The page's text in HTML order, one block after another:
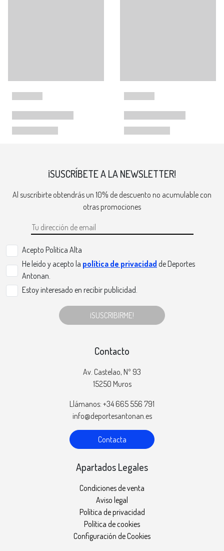
¡SUSCRÍBETE A LA NEWSLETTER!
Al suscribirte obtendrás un 10% de descuento no acumulable con
otras promociones
Acepto Politica Alta
He leído y acepto la política de privacidad de Deportes
Antonan.
Estoy interesado en recibir publicidad.
¡SUSCRIBIRME!
Contacto
Av. Castelao, Nº 93
15250 Muros
Llámanos: +34 665 556 791
info@deportesantonan.es
Contacta
Apartados Legales
Condiciones de venta
Aviso legal
Política de privacidad
Política de cookies
Configuración de Cookies